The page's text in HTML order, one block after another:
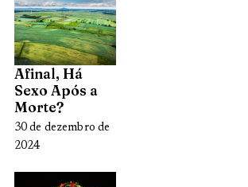
Afinal, Há
Sexo Após a
Morte?
30 de dezembro de
2024